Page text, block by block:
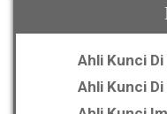
Ahli Kunci
Ahli Kunci